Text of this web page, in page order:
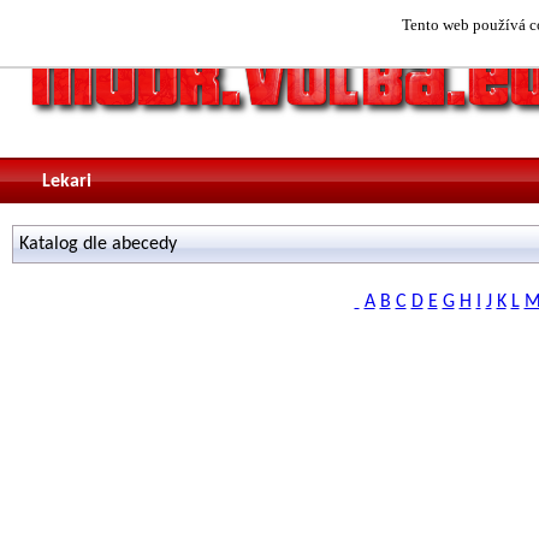
Tento web používá
Lekari
Katalog dle abecedy
A B C D E G H J K L